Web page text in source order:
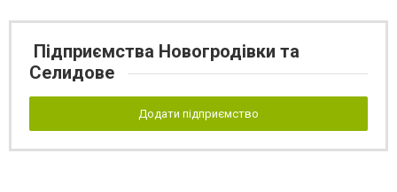
Підприємства Новогродівки та
Селидове
Додати підприємство